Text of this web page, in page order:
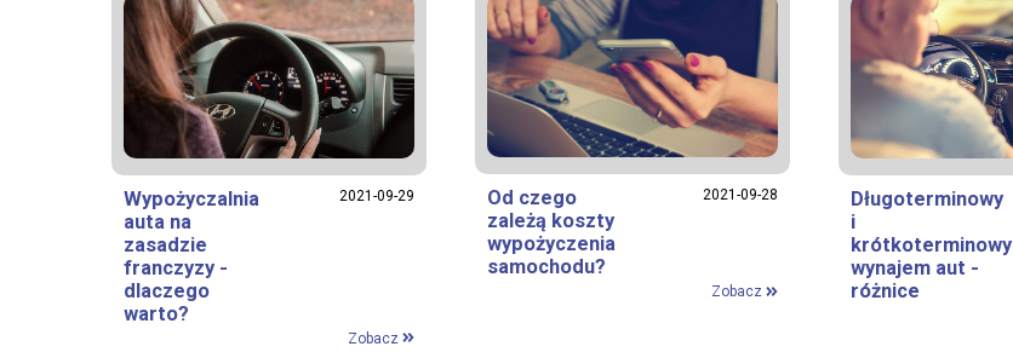
Wypożyczalnia
auta na
zasadzie
franczyzy -
dlaczego
warto?
2021-09-29
Zobacz
Od czego
zależą koszty
wypożyczenia
samochodu?
2021-09-28
Zobacz
Długoterminowy
i
krótkoterminowy
wynajem aut -
różnice